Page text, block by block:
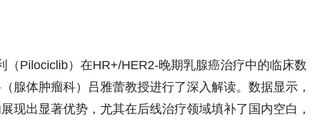
Pilociclib）在HR+/HER2-晚期乳腺癌治疗中的临床数
腺体肿瘤科）吕雅蕾教授进行了深入解读。数据显示，
现出显著优势，尤其在后线治疗领域填补了国内空白，
菜田甄选，鲜美直达｜菜田供
应链，重塑净菜新鲜标准